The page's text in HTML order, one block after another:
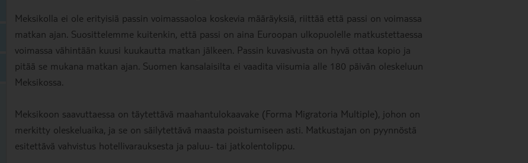
Meksikolla ei ole erityisiä passin voimassaoloa koskevia määräyksiä, riittää että passi on voimassa
matkan ajan. Suosittelemme kuitenkin, että passi on aina Euroopan ulkopuolelle matkustettaessa
voimassa vähintään kuusi kuukautta matkan jälkeen. Passin kuvasivusta on hyvä ottaa kopio ja
pitää se mukana matkan ajan. Suomen kansalaisilta ei vaadita viisumia alle 180 päivän oleskeluun
Meksikossa.
Meksikoon saavuttaessa on täytettävä maahantulokaavake (Forma Migratoria Multiple), johon on
merkitty oleskeluaika, ja se on säilytettävä maasta poistumiseen asti. Matkustajan on pyynnöstä
esitettävä vahvistus hotellivarauksesta ja paluu- tai jatkolentolippu.